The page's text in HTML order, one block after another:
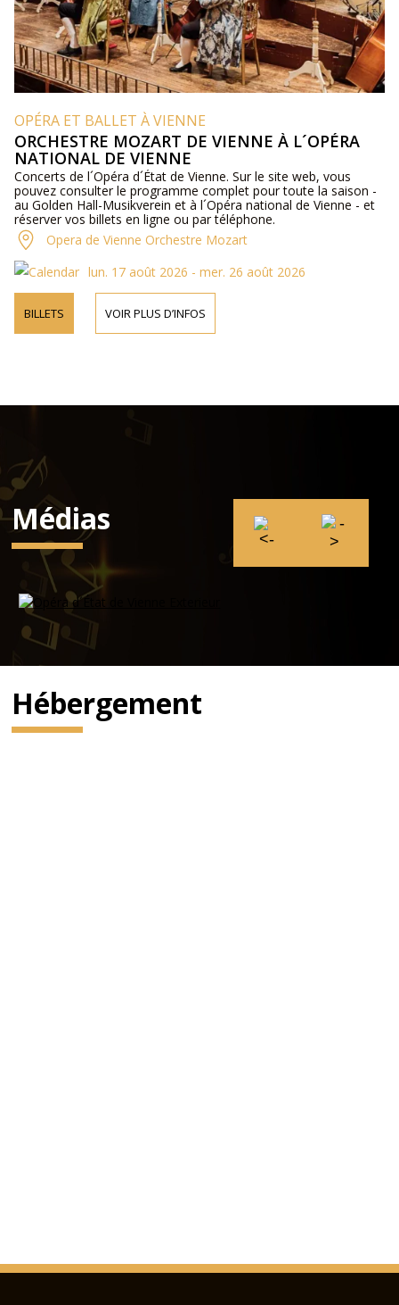
OPÉRA ET BALLET À VIENNE
ORCHESTRE MOZART DE VIENNE À L´OPÉRA
NATIONAL DE VIENNE
Concerts de l´Opéra d´État de Vienne. Sur le site web, vous
pouvez consulter le programme complet pour toute la saison -
au Golden Hall-Musikverein et à l´Opéra national de Vienne - et
réserver vos billets en ligne ou par téléphone.
Opera de Vienne Orchestre Mozart
lun. 17 août 2026 - mer. 26 août 2026
BILLETS VOIR PLUS D’INFOS
Médias
Hébergement